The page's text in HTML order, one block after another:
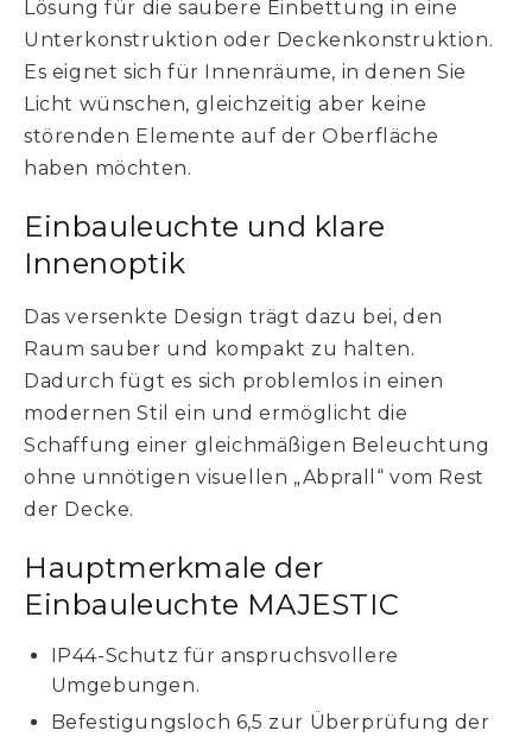
Lösung für die saubere Einbettung in eine
Unterkonstruktion oder Deckenkonstruktion.
Es eignet sich für Innenräume, in denen Sie
Licht wünschen, gleichzeitig aber keine
störenden Elemente auf der Oberfläche
haben möchten.
Einbauleuchte und klare
Innenoptik
Das versenkte Design trägt dazu bei, den
Raum sauber und kompakt zu halten.
Dadurch fügt es sich problemlos in einen
modernen Stil ein und ermöglicht die
Schaffung einer gleichmäßigen Beleuchtung
ohne unnötigen visuellen „Abprall“ vom Rest
der Decke.
Hauptmerkmale der
Einbauleuchte MAJESTIC
IP44-Schutz für anspruchsvollere
Umgebungen.
Befestigungsloch 6,5 zur Überprüfung der